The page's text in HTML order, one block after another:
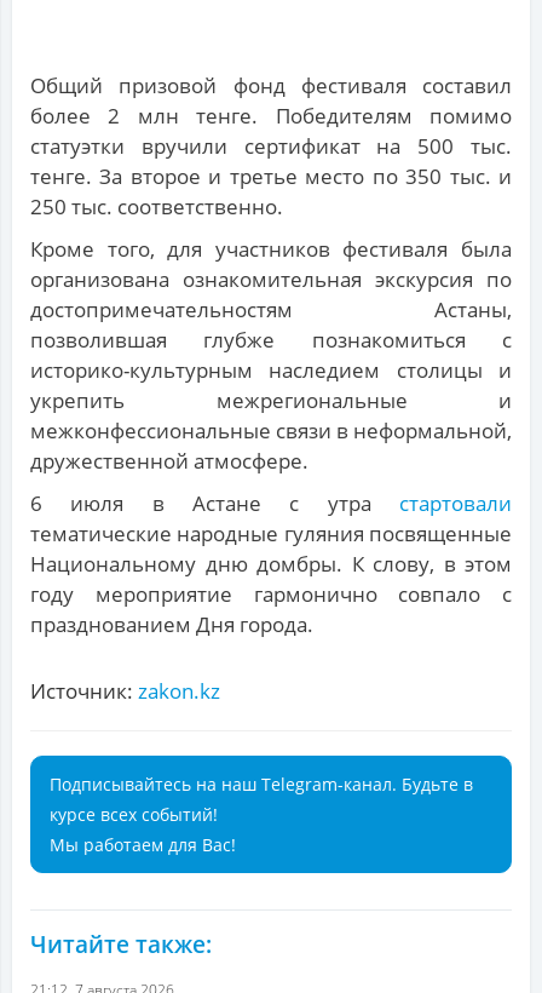
Общий призовой фонд фестиваля составил
более 2 млн тенге. Победителям помимо
статуэтки вручили сертификат на 500 тыс.
тенге. За второе и третье место по 350 тыс. и
250 тыс. соответственно.
Кроме того, для участников фестиваля была
организована ознакомительная экскурсия по
достопримечательностям Астаны,
позволившая глубже познакомиться с
историко-культурным наследием столицы и
укрепить межрегиональные и
межконфессиональные связи в неформальной,
дружественной атмосфере.
6 июля в Астане с утра стартовали
тематические народные гуляния посвященные
Национальному дню домбры. К слову, в этом
году мероприятие гармонично совпало с
празднованием Дня города.
Источник: zakon.kz
Подписывайтесь на наш Telegram-канал. Будьте в
курсе всех событий!
Мы работаем для Вас!
Читайте также: